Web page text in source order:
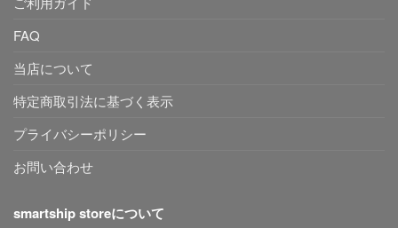
FAQ
当店について
特定商取引法に基づく表示
プライバシーポリシー
お問い合わせ
smartship storeについて